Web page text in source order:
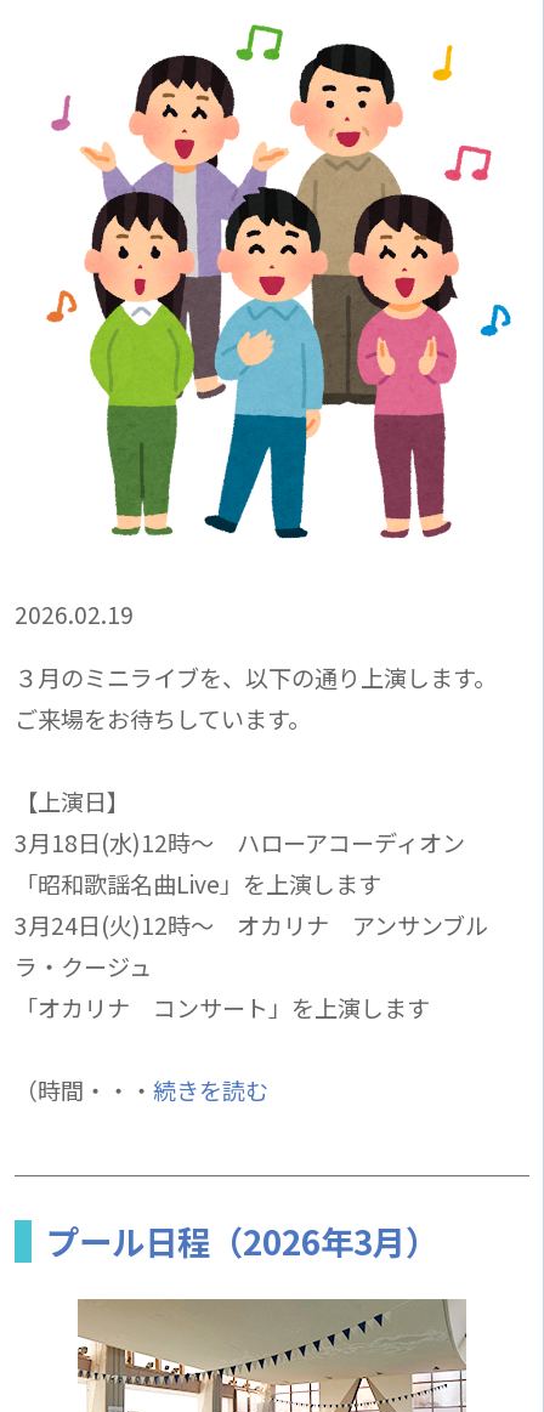
2026.02.19
３月のミニライブを、以下の通り上演します。
ご来場をお待ちしています。
【上演日】
3月18日(水)12時～ ハローアコーディオン
「昭和歌謡名曲Live」を上演します
3月24日(火)12時～ オカリナ アンサンブル
ラ・クージュ
「オカリナ コンサート」を上演します
（時間・・・ 続きを読む
プール日程（2026年3月）